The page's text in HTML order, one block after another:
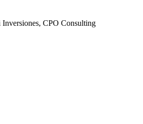
CPO Consulting